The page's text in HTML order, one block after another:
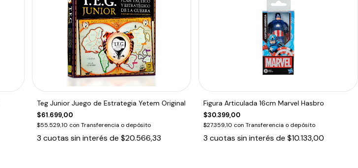
Teg Junior Juego de Estrategia Yetem Original
$61.699,00
$55.529,10 con Transferencia o depósito
3 cuotas sin interés de $20.566,33
Figura Articulada 16cm Marvel Hasbro
$30.399,00
$27.359,10 con Transferencia o depósito
3 cuotas sin interés de$10.133,00